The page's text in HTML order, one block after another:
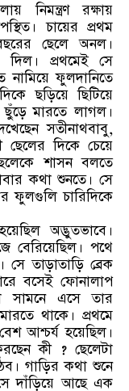
নিমন্ত্রণ রক্ষায়
চায়ের প্রথম
ছেলে অনল।
প্রথমেই সে
নামিয়ে ফুলদানিতে
ছড়িয়ে ছিটিয়ে
মারতে লাগল।
সতীনাথবাবু,
ছেলের দিকে চেয়ে
শাসন বলতে
কথা শুনতে। সে
ফুলগুলি চারিদিকে
অদ্ভুতভাবে।
বেরিয়েছিল। পথে
তাড়াতাড়ি ব্রেক
বসেই ফোনালাপ
সামনে এসে তার
থাকে। প্রথমে
আশ্চর্য হয়েছিল।
কী ? ছেলেটা
গাড়ির কথা শুনে
দাঁড়িয়ে আছে এক